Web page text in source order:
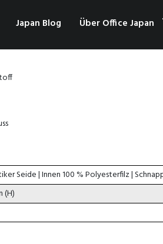
Japan Blog Über Office Japan
Seide | Innen 100 % Polyesterfilz |
(H)